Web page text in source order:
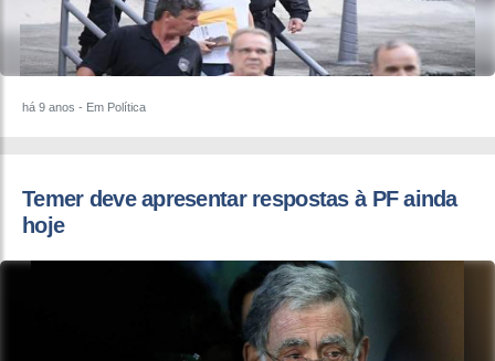
há 9 anos - Em Política
Temer deve apresentar respostas à PF ainda
hoje